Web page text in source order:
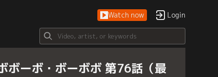
Watch now Login
ボーボ・ボーボボ 第76話（最